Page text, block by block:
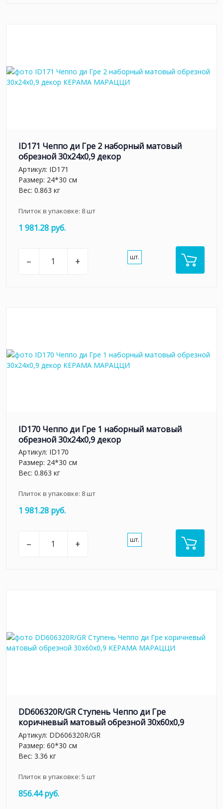
ID171 Чеппо ди Гре 2 наборный матовый
обрезной 30x24x0,9 декор
Артикул: ID171
Размер: 24*30 см
Вес: 0.863 кг
Плиток в упаковке: 8шт
1 981.28 руб.
– + шт.
ID170 Чеппо ди Гре 1 наборный матовый
обрезной 30x24x0,9 декор
Артикул: ID170
Размер: 24*30 см
Вес: 0.863 кг
Плиток в упаковке: 8шт
1 981.28 руб.
– + шт.
DD606320R/GR Ступень Чеппо ди Гре
коричневый матовый обрезной 30x60x0,9
Артикул: DD606320R/GR
Размер: 60*30 см
Вес: 3.36 кг
Плиток в упаковке: 5 шт
856.44 руб.